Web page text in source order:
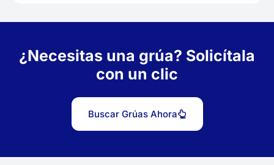
¿Necesitas una grúa? Solicítala
con un clic
Buscar Grúas Ahora